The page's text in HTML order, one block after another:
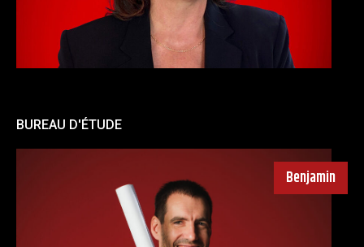
BUREAU D'ÉTUDE
Benjamin